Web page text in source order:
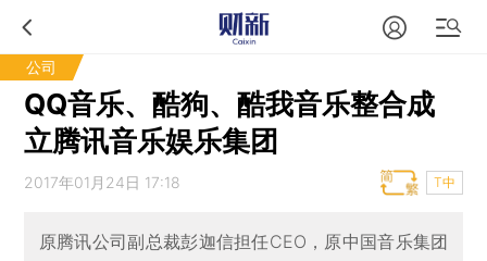
公司
QQ音乐、酷狗、酷我音乐整合成
立腾讯音乐娱乐集团
2017年01月24日 17:18 T中
原腾讯公司副总裁彭迦信担任CEO，原中国音乐集团